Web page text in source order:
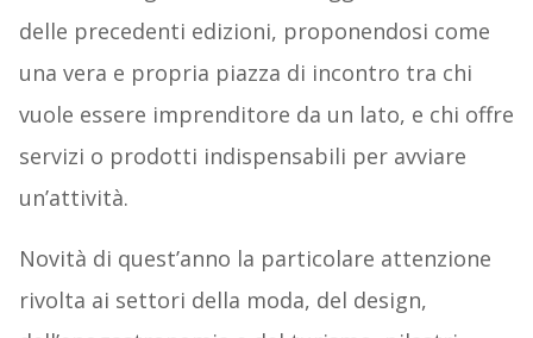
delle precedenti edizioni, proponendosi come
una vera e propria piazza di incontro tra chi
vuole essere imprenditore da un lato, e chi offre
servizi o prodotti indispensabili per avviare
un’attività.
Novità di quest’anno la particolare attenzione
rivolta ai settori della moda, del design,